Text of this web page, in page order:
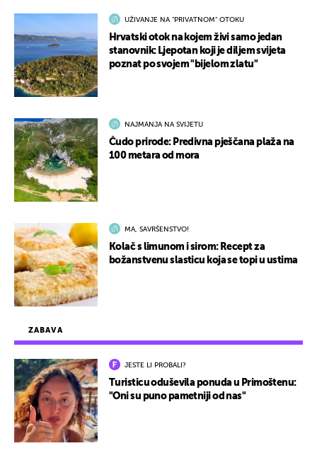
ZABAVA
JESTE LI PROBALI?
Turisticu oduševila ponuda u Primoštenu:
"Oni su puno pametniji od nas"
UŽIVANJE NA "PRIVATNOM" OTOKU
Hrvatski otok na kojem živi samo jedan
stanovnik: Ljepotan koji je diljem svijeta
poznat po svojem "bijelom zlatu"
NAJMANJA NA SVIJETU
Čudo prirode: Predivna pješčana plaža na
100 metara od mora
MA, SAVRŠENSTVO!
Kolač s limunom i sirom: Recept za
božanstvenu slasticu koja se topi u ustima